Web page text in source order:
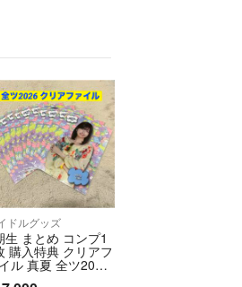
分お安くなりま
合はマットラミネ
ドルグッズ
生 まとめ コンプ1
購入特典 クリアフ
ル 真夏 全ツ202